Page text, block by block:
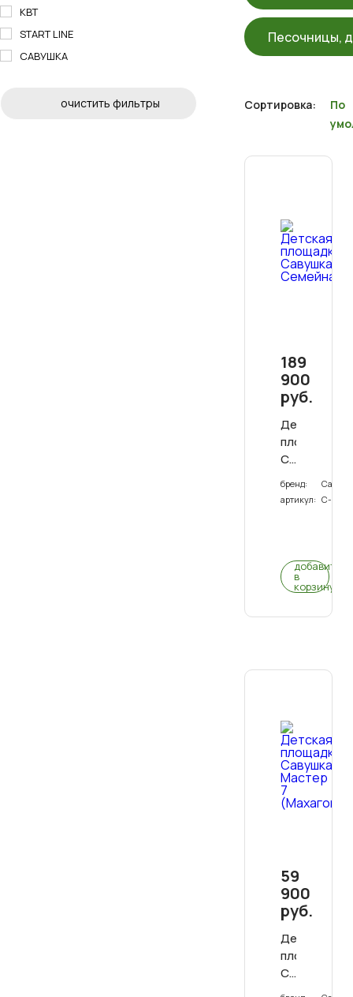
KBT
START LINE
САВУШКА
очистить фильтры
Песочницы,
Сортировка:
По
189
900
руб.
Детская
площадка
Савушка
Семейная
бренд:
артикул: С-19
добавить
в
корзину
59
900
руб.
Детская
площадка
Савушка
Мастер